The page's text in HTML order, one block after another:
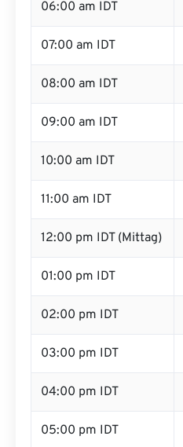
06:00 am IDT
07:00 am IDT
08:00 am IDT
09:00 am IDT
10:00 am IDT
11:00 am IDT
12:00 pm IDT (Mittag)
01:00 pm IDT
02:00 pm IDT
03:00 pm IDT
04:00 pm IDT
05:00 pm IDT